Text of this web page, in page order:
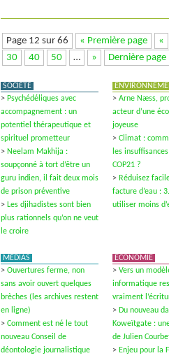
Page 12 sur 66 « Première page «
30
40 50 … » Dernière page
SOCIÉTÉ
> Psychédéliques avec
accompagnement : un
potentiel thérapeutique et
spirituel prometteur
> Neelam Makhija :
soupçonné à tort d’être un
guru indien, il fait deux mois
de prison préventive
> Les djihadistes sont bien
plus rationnels qu’on ne veut
le croire
> Arne Næss,
acteur d’une
joyeuse
> Climat :
les
COP21 ?
> Réduisez
facture d’eau :
utiliser moins
MÉDIAS
> Ouvertures ferme, non
sans avoir ouvert quelques
brèches (les archives restent
en ligne)
> Comment est né le tout
nouveau Conseil de
déontologie journalistique
ECONOMIE
> Vers un
informatique
vraiment
> Du nouveau
Koweïtgate :
de Julien
> Enjeu pour la